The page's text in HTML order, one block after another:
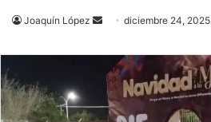
Joaquín López
Send
email
diciembre 24, 2025